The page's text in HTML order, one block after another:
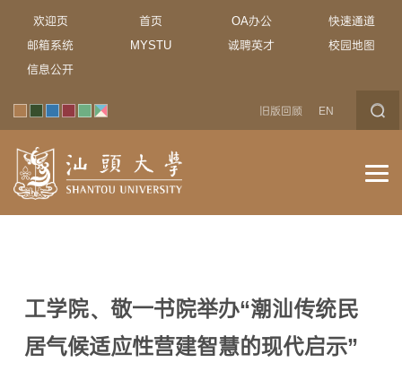
欢迎页 首页 OA办公
快速通道
邮箱系统
MYSTU 诚聘英才
校园地图
信息公开
旧版回顾 EN
工学院、敬一书院举办“潮汕传统民
居气候适应性营建智慧的现代启示”